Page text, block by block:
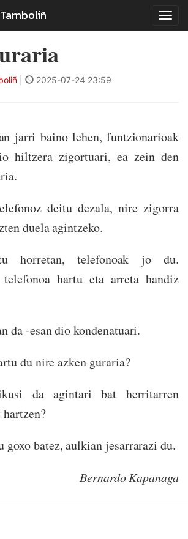
2025-07-24 23:59
jarri baino lehen, funtzionarioak
hiltzera zigortuari, ea zein den
deitu dezala, nire zigorra
duela agintzeko.
horretan, telefonoak jo du.
telefonoa hartu eta arreta handiz
da -esan dio kondenatuari.
du nire azken guraria?
da agintari bat herritarren
goxo batez, aulkian jesarrarazi du.
Bernardo Kapanaga